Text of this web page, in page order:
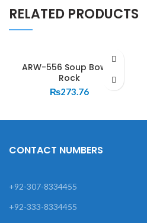
RELATED PRODUCTS
ARW-556 Soup Bowl –
Rock
₨273.76
CONTACT NUMBERS
+92-307-8334455
+92-333-8334455